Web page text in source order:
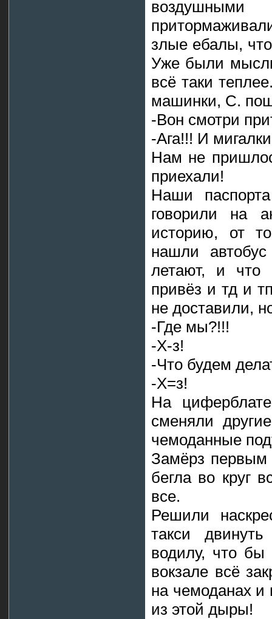
злые ебалы,
Уже были
всё таки
машинки, С.
-Вон смотри
-Ага!!! И
Нам не
приехали!
Наши
говорили на
историю, от
нашли
летают, и что
привёз и тд и
не доставили,
-Где мы?!!!
-Х-з!
-Что будем
-Х=з!
На
сменяли
чемоданные
Замёрз первым
бегла во круг
все.
Решили
такси
водилу, что
вокзале всё
на чемоданах
из этой дыры!